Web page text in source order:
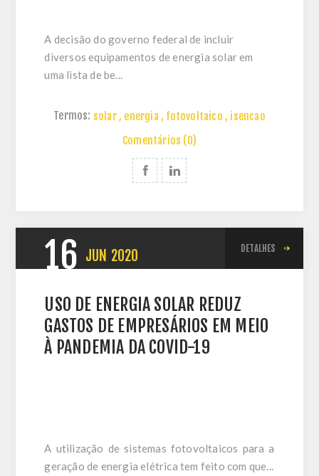
A decisão do governo federal de incluir
diversos equipamentos de energia solar em
uma lista de be...
Termos: solar, energia , fotovoltaico , isencao
Comentários (0)
16 JUN 2020 DETALHES
USO DE ENERGIA SOLAR REDUZ
GASTOS DE EMPRESÁRIOS EM MEIO
À PANDEMIA DA COVID-19
A utilização de sistemas fotovoltaicos para a
geração de energia elétrica tem feito com que...